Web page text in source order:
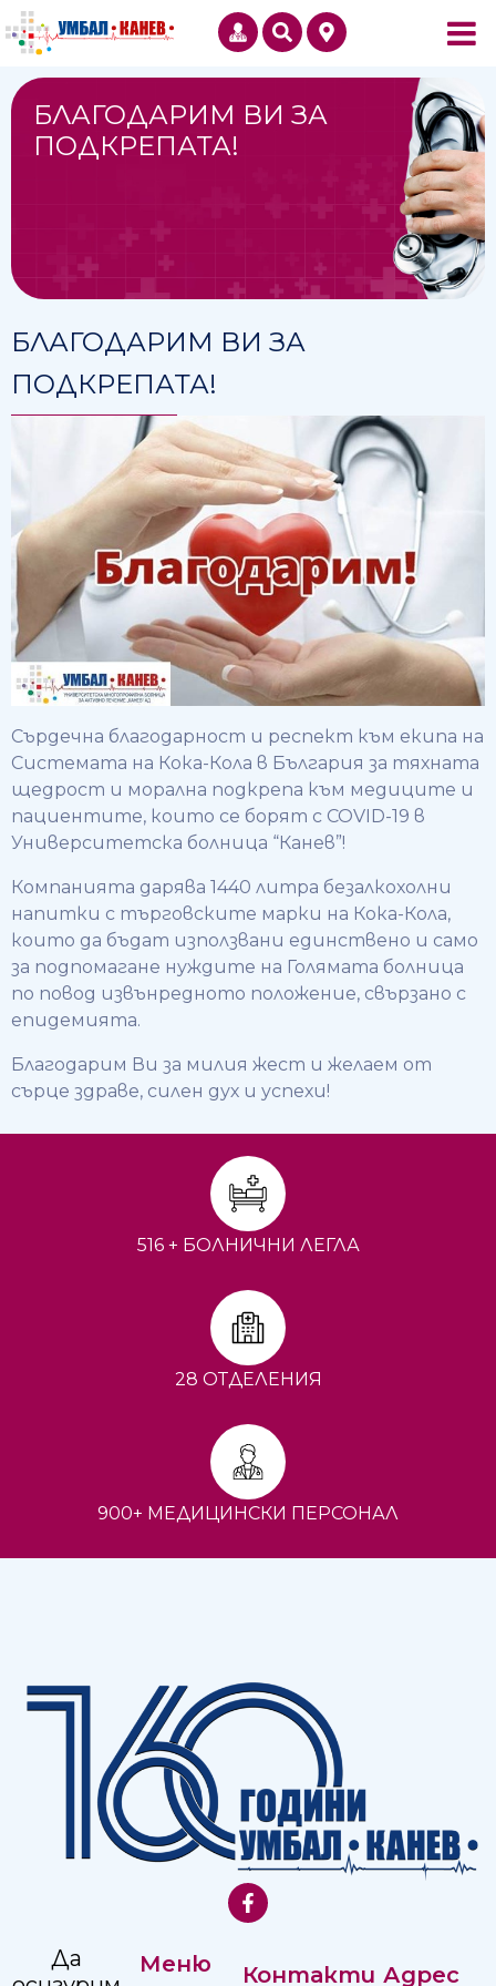
БЛАГОДАРИМ ВИ ЗА
ПОДКРЕПАТА!
БЛАГОДАРИМ ВИ ЗА
ПОДКРЕПАТА!
Сърдечна благодарност и респект към екипа на
Системата на Кока-Кола в България за тяхната
щедрост и морална подкрепа към медиците и
пациентите, които се борят с COVID-19 в
Университетска болница “Канев”!
Компанията дарява 1440 литра безалкохолни
напитки с търговските марки на Кока-Кола,
които да бъдат използвани единствено и само
за подпомагане нуждите на Голямата болница
по повод извънредното положение, свързано с
епидемията.
Благодарим Ви за милия жест и желаем от
сърце здраве, силен дух и успехи!
516 + БОЛНИЧНИ ЛЕГЛА
28 ОТДЕЛЕНИЯ
900+ МЕДИЦИНСКИ ПЕРСОНАЛ
Да
Меню Контакти Адрес